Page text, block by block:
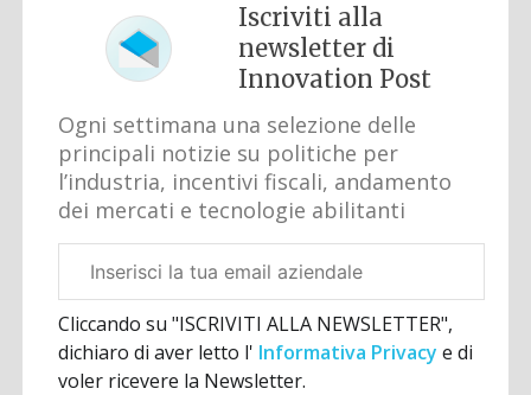
Iscriviti alla
newsletter di
Innovation Post
Ogni settimana una selezione delle
principali notizie su politiche per
l’industria, incentivi fiscali, andamento
dei mercati e tecnologie abilitanti
aziendale
Cliccando su "ISCRIVITI ALLA NEWSLETTER",
dichiaro di aver letto l' Informativa Privacye di
voler ricevere la Newsletter.